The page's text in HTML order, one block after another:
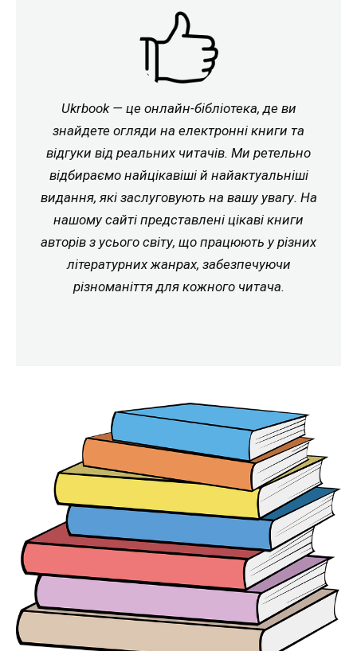
Ukrbook — це онлайн-бібліотека, де ви
знайдете огляди на електронні книги та
відгуки від реальних читачів. Ми ретельно
відбираємо найцікавіші й найактуальніші
видання, які заслуговують на вашу увагу. На
нашому сайті представлені цікаві книги
авторів з усього світу, що працюють у різних
літературних жанрах, забезпечуючи
різноманіття для кожного читача.